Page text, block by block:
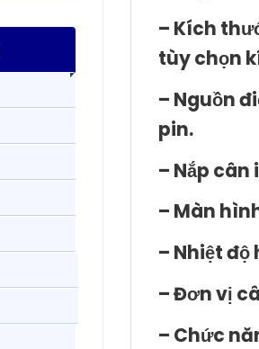
– Kích
tùy chọn
– Nguồn
pin.
– Nắp
– Màn
– Nhiệt độ
– Đơn vị
– Chức